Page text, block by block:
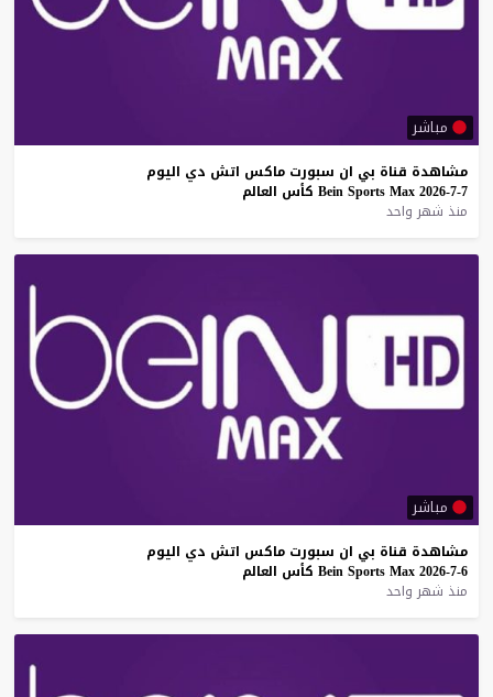
مباشر
مشاهدة قناة بي ان سبورت ماكس اتش دي اليوم
7-7-2026
Bein Sports Max كأس العالم
منذ شهر واحد
مباشر
مشاهدة قناة بي ان سبورت ماكس اتش دي اليوم
6-7-2026
Bein Sports Max كأس العالم
منذ شهر واحد